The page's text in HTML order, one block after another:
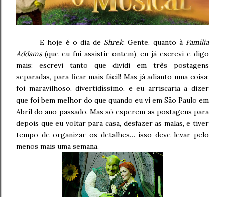
E hoje é o dia de Shrek. Gente, quanto à Família
Addams (que eu fui assistir ontem), eu já escrevi e digo
mais: escrevi tanto que dividi em três postagens
separadas, para ficar mais fácil! Mas já adianto uma coisa:
foi maravilhoso, divertidíssimo, e eu arriscaria a dizer
que foi bem melhor do que quando eu vi em São Paulo em
Abril do ano passado. Mas só esperem as postagens para
depois que eu voltar para casa, desfazer as malas, e tiver
tempo de organizar os detalhes… isso deve levar pelo
menos mais uma semana.